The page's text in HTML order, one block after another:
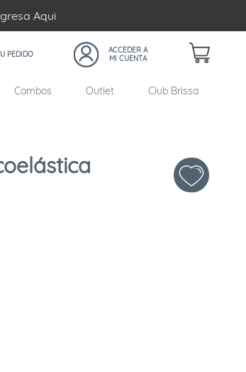
Aqui
PEDIDO
Combos Outlet Club Brissa